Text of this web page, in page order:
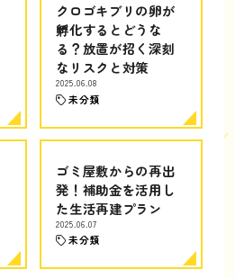
クロゴキブリの卵が
孵化するとどうな
る？放置が招く深刻
なリスクと対策
2025.06.08
未分類
ゴミ屋敷からの再出
発！補助金を活用し
た生活再建プラン
2025.06.07
未分類